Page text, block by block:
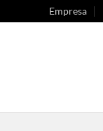
Empresa